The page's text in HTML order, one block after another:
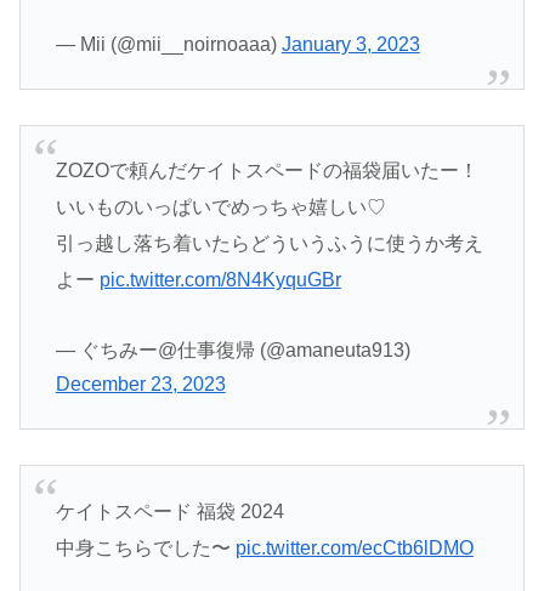
— Mii (@mii__noirnoaaa) January 3, 2023
ZOZOで頼んだケイトスペードの福袋届いたー！
いいものいっぱいでめっちゃ嬉しい♡
引っ越し落ち着いたらどういうふうに使うか考え
よー pic.twitter.com/8N4KyquGBr
— ぐちみー@仕事復帰 (@amaneuta913)
December 23, 2023
ケイトスペード 福袋 2024
中身こちらでした〜 pic.twitter.com/ecCtb6lDMO